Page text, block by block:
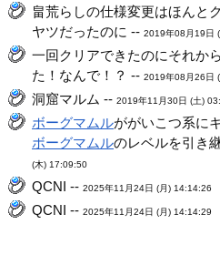
畠荒らしの仕様変更はほんと
ヤツだったのに --2019年08月19日
一回クリアできたのにそれか
た！なんで！？ --2019年08月26日
洞窟マルム --2019年11月30日 (土)
ボーグマムルががいこつ系に
ボーグマムルのレベルを引き
(木) 17:09:50
QCNI --2025年11月24日 (月) 14:14:26
QCNI --2025年11月24日 (月) 14:14:29